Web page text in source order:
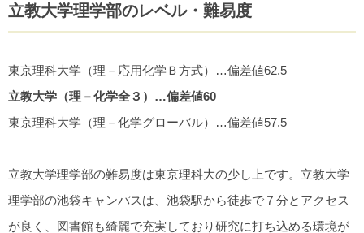
立教大学理学部のレベル・難易度
東京理科大学（理－応用化学Ｂ方式）…偏差値62.5
立教大学（理－化学全３）…偏差値60
東京理科大学（理－化学グローバル）…偏差値57.5
立教大学理学部の難易度は東京理科大の少し上です。立教大学
理学部の池袋キャンパスは、池袋駅から徒歩で７分とアクセス
が良く、図書館も綺麗で充実しており研究に打ち込める環境が